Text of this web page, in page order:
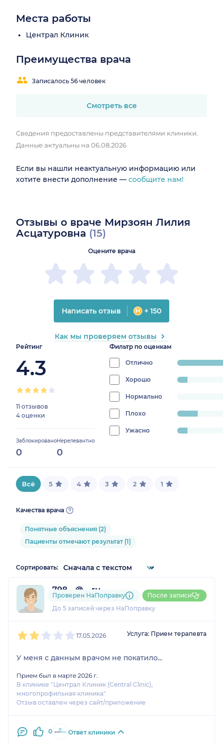
Места работы
Централ Клиник
Преимущества врача
Записалось 56 человек
Смотреть все
Сведения предоставлены представителями клиники.
Данные актуальны на 06.08.2026
Если вы нашли неактуальную информацию или
хотите внести дополнение — сообщите нам!
Отзывы о враче Мирзоян Лилия
Асцатуровна (15)
Рейтинг
4.3
11 отзывов
4 оценки
Заблокировано
0
Нерелевантно
0
Фильтр по оценкам
Отлично
progress:
73.33333333333333%
Хорошо
6.666666666666667%
Нормально
0%
Плохо
progress:
13.333333333333334%Ужасно
6.666666666666667%
Оцените врача
Написать отзыв + 150
Как мы проверяем отзывы
Всё 5 4 3 2 1
Качества врача
Понятные объяснения (2)
Пациенты отмечают результат (1)
Сортировать:
798....@....ru
2 отзыва
До 5 записей через НаПоправку
Проверен НаПоправку После записи
17.05.2026 Услуга: Прием терапевта
У меня с данным врачом не покатило...
Прием был в марте 2026 г.
В клинике "Централ Клиник (Central Clinic),
многопрофильная клиника"
Отзыв оставлен через сайт/приложение
0 Ответ клиники